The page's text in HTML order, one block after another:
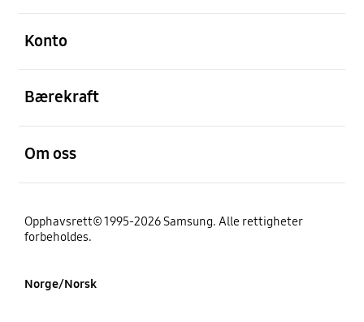
Konto
Bærekraft
Om oss
Opphavsrett© 1995-2026 Samsung. Alle rettigheter
forbeholdes.
Norge/Norsk